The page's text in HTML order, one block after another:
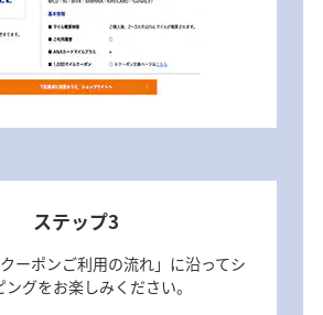
ステップ3
ーポンご利用の流れ」に沿ってシ
ングをお楽しみください。